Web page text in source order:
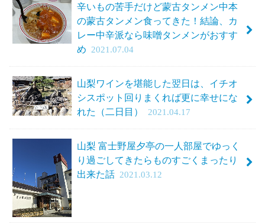
辛いもの苦手だけど蒙古タンメン中本
の蒙古タンメン食ってきた！結論、カ
レー中辛派なら味噌タンメンがおすす
め
2021.07.04
山梨ワインを堪能した翌日は、イチオ
シスポット回りまくれば更に幸せにな
れた（二日目）
2021.04.17
山梨 富士野屋夕亭の一人部屋でゆっく
り過ごしてきたらものすごくまったり
出来た話 2021.03.12